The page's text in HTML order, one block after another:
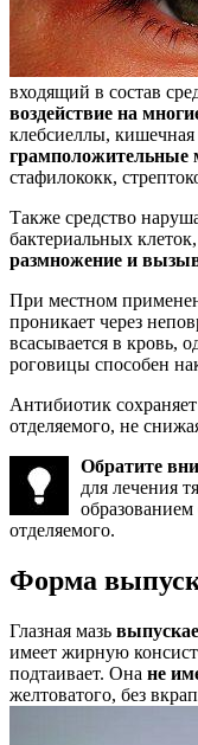
входящий в состав
воздействие на
клебсиеллы, кишечная
грамположительные
стафилококк,
Также средство
бактериальных клеток,
размножение и
При местном
проникает через
всасывается в кровь,
роговицы способен
Антибиотик
отделяемого, не
Обратите
для лечения
отделяемого.
Форма
Глазная мазь
имеет жирную
подтаивает. Она не
желтоватого, без